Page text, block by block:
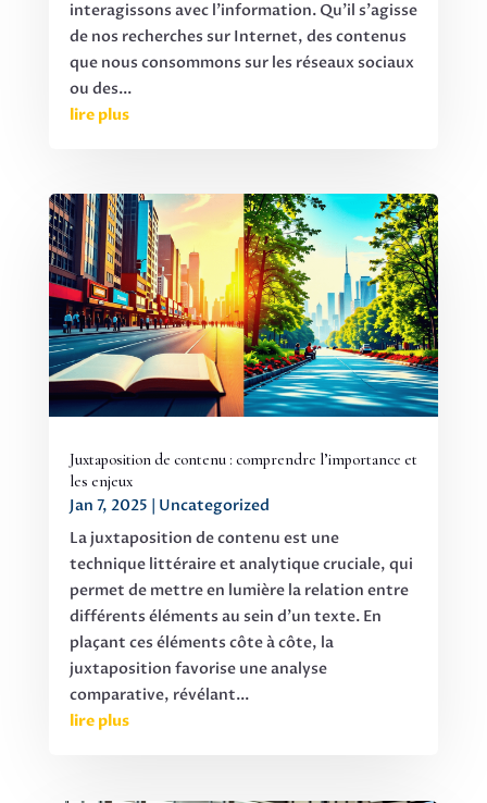
interagissons avec l'information. Qu'il s'agisse
de nos recherches sur Internet, des contenus
que nous consommons sur les réseaux sociaux
ou des...
lire plus
Juxtaposition de contenu : comprendre l’importance et
les enjeux
Jan 7, 2025
Uncategorized
La juxtaposition de contenu est une
technique littéraire et analytique cruciale, qui
permet de mettre en lumière la relation entre
différents éléments au sein d'un texte. En
plaçant ces éléments côte à côte, la
juxtaposition favorise une analyse
comparative, révélant...
lire plus